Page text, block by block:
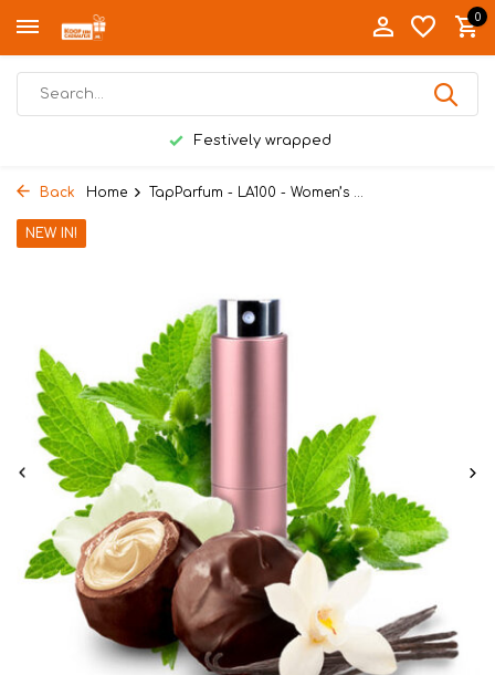
0
Festively wrapped
Back Home TapParfum - LA100 - Women’s ...
NEW IN!